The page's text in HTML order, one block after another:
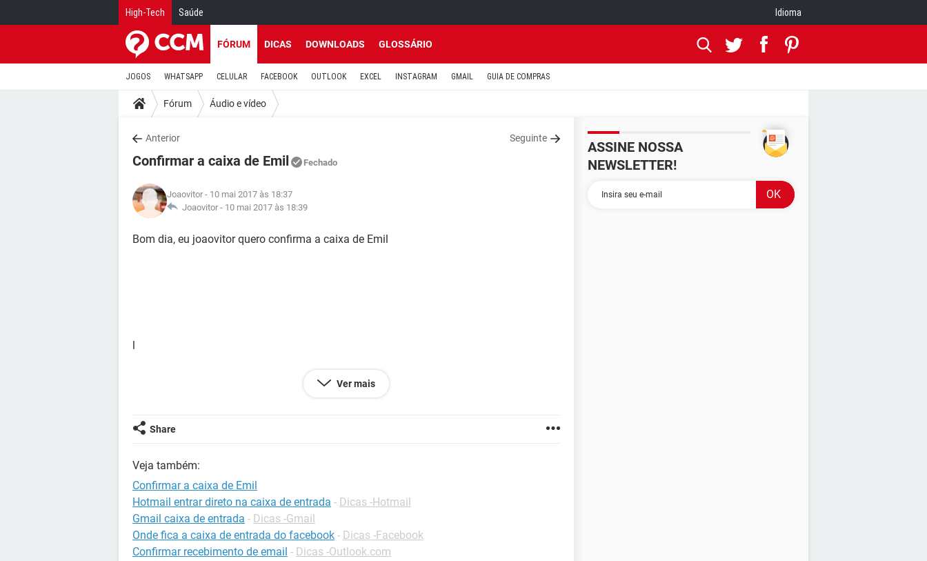
High-Tech Saúde Idioma
FÓRUM DICAS DOWNLOADS GLOSSÁRIO
JOGOS WHATSAPP CELULAR FACEBOOK OUTLOOK EXCEL INSTAGRAM GMAIL GUIA DE COMPRAS
Fórum Áudio e vídeo
Anterior Seguinte
Confirmar a caixa de Emil Fechado
Joaovitor - 10 mai 2017 às 18:37
Joaovitor - 10 mai 2017 às 18:39
Bom dia, eu joaovitor quero confirma a caixa de Emil
l
Ver mais
Share
Veja também:
Confirmar a caixa de Emil
Hotmail entrar direto na caixa de entrada - Dicas -Hotmail
Gmail caixa de entrada - Dicas -Gmail
Onde fica a caixa de entrada do facebook - Dicas -Facebook
Confirmar recebimento de email - Dicas -Outlook.com
ASSINE NOSSA
NEWSLETTER!